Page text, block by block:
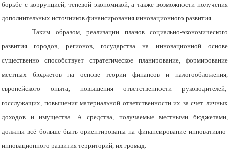
борьбе с коррупцией, теневой экономикой, а также возможности получения
дополнительных источников финансирования инновационного развития.
Таким образом, реализации планов социально-экономического
развития городов, регионов, государства на инновационной основе
существенно способствует стратегическое планирование, формирование
местных бюджетов на основе теории финансов и налогообложения,
европейского опыта, повышения ответственности руководителей,
госслужащих, повышения материальной ответственности их за счет личных
доходов и имущества. А средства, получаемые местными бюджетами,
должны всё больше быть ориентированы на финансирование инновативно-
инновационного развития территорий, их громад.